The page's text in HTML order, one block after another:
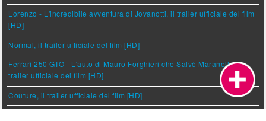
Lorenzo - L'incredibile avventura di Jovanotti, il trailer ufficiale del film
[HD]
Normal, il trailer ufficiale del film [HD]
Ferrari 250 GTO - L'auto di Mauro Forghieri che Salvò Maranello, il
trailer ufficiale del film [HD]
Couture, il trailer ufficiale del film [HD]